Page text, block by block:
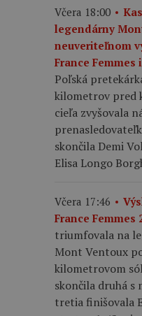
Včera 18:00
legendárny
neuveriteľnom
France
Poľská
kilometrov pred
cieľa zvyšovala
skončila Demi
Elisa Longo
Včera 17:46
France Femmes
triumfovala na
Mont Ventoux
kilometrovom
skončila druhá s
tretia finišovala